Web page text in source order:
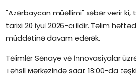
Qəzetin PDF arxivi
Dünya
"Azərbaycan müəllimi" xəbər verir ki,
tarixi 20 iyul 2026-cı ildir. Təlim
müddətinə davam edərək.
Təlimlər Sənaye və İnnovasiyalar
Təhsil Mərkəzində saat 18:00-da